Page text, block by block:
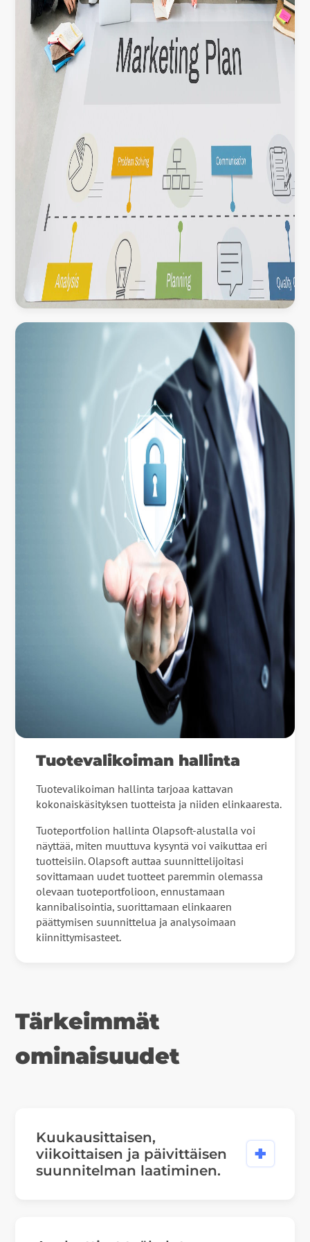
Tuotevalikoiman hallinta
Tuotevalikoiman hallinta tarjoaa kattavan
kokonaiskäsityksen tuotteista ja niiden elinkaaresta.
Tuoteportfolion hallinta Olapsoft-alustalla voi
näyttää, miten muuttuva kysyntä voi vaikuttaa eri
tuotteisiin. Olapsoft auttaa suunnittelijoitasi
sovittamaan uudet tuotteet paremmin olemassa
olevaan tuoteportfolioon, ennustamaan
kannibalisointia, suorittamaan elinkaaren
päättymisen suunnittelua ja analysoimaan
kiinnittymisasteet.
Tärkeimmät
ominaisuudet
Kuukausittaisen,
viikoittaisen ja päivittäisen
suunnitelman laatiminen.
tietyn viikon tai yhdistetyn kalenterin perusteella.